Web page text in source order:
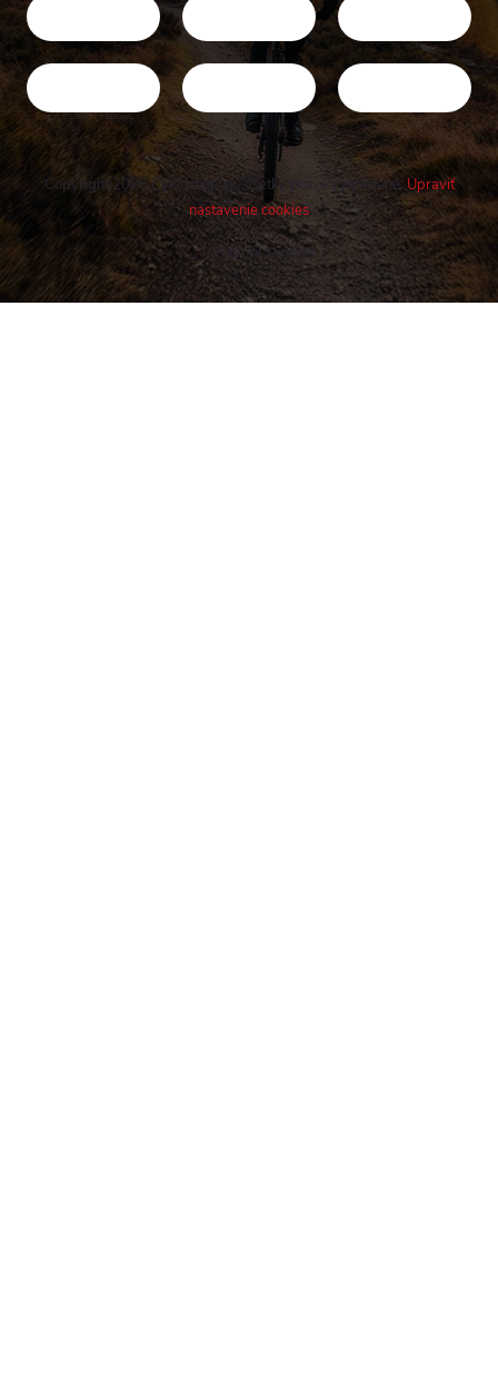
Vytvoril Shoptet
Copyright 2026 Cykloshop.sk. Všetky práva vyhradené.Upraviť
nastavenie cookies